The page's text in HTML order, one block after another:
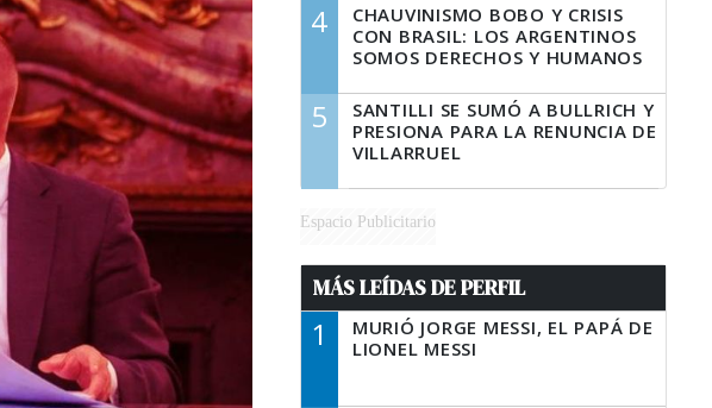
4
CHAUVINISMO BOBO Y CRISIS
CON BRASIL: LOS ARGENTINOS
SOMOS DERECHOS Y HUMANOS
5
SANTILLI SE SUMÓ A BULLRICH Y
PRESIONA PARA LA RENUNCIA DE
VILLARRUEL
Espacio Publicitario
MÁS LEÍDAS DE PERFIL
1
MURIÓ JORGE MESSI, EL PAPÁ DE
LIONEL MESSI